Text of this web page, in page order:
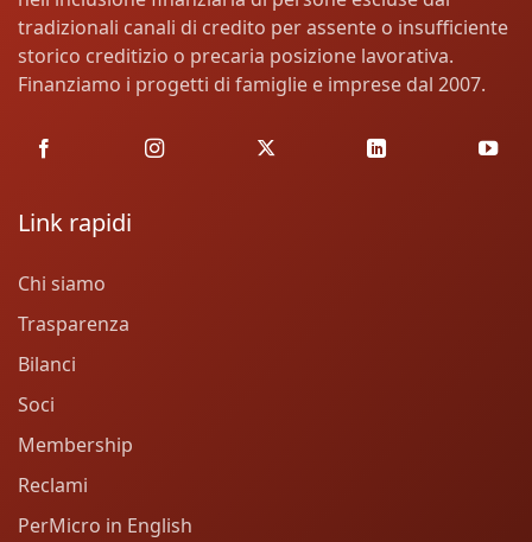
tradizionali canali di credito per assente o insufficiente
storico creditizio o precaria posizione lavorativa.
Finanziamo i progetti di famiglie e imprese dal 2007.
Link rapidi
Chi siamo
Trasparenza
Bilanci
Soci
Membership
Reclami
PerMicro in English